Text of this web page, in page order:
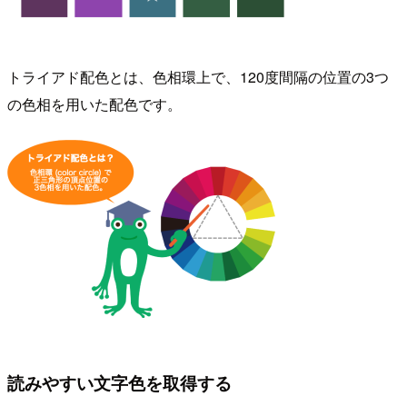
トライアド配色とは、色相環上で、120度間隔の位置の3つ
の色相を用いた配色です。
読みやすい文字色を取得する